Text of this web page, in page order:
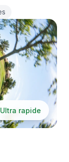
Ultra rapide